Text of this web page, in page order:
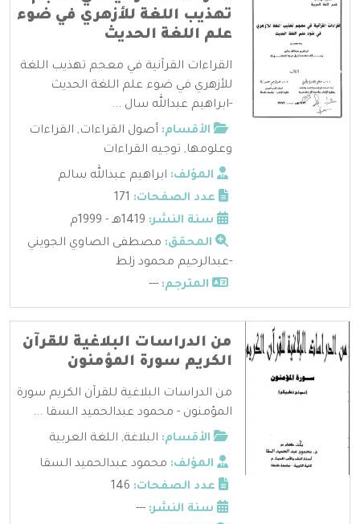
تهذيب اللغة للأزهري في ضوء
علم اللغة الحديث
القراءات القرآنية في معجم تهذيب اللغة
للأزهري في ضوء علم اللغة الحديث
-ابراهيم عبدالله سال ...
الأقسام: أصول القراءات, القراءات
وعلومها, توجيه القراءات
المؤلف: ابراهيم عبدالله سالم
عدد الصفحات:
سنة النشر:
المحقق: مصطفى الصاوي الجويني
-عبدالرحيم محمود زلط
المترجم: ---
من الدراسات البلاغية للقرآن
الكريم سورة المؤمنون
من الدراسات البلاغية للقرآن الكريم سورة
المؤمنون - محمود عبدالحميد السقا ...
الأقسام: البلاغة, اللغة العربية
المؤلف: محمود عبدالحميد السقا
عدد الصفحات:
سنة النشر: ---